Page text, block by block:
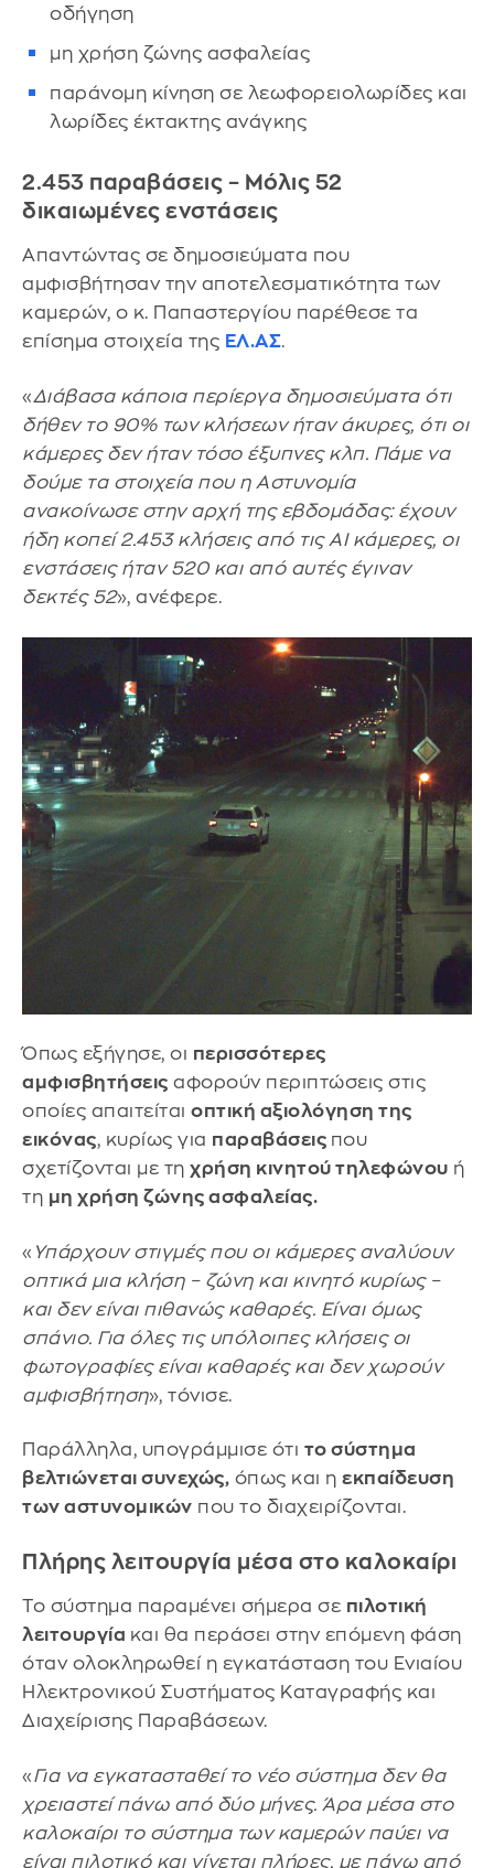
οδήγηση
μη χρήση ζώνης ασφαλείας
παράνομη κίνηση σε λεωφορειολωρίδες και
λωρίδες έκτακτης ανάγκης
2.453 παραβάσεις – Μόλις 52
δικαιωμένες ενστάσεις
Απαντώντας σε δημοσιεύματα που
αμφισβήτησαν την αποτελεσματικότητα των
καμερών, ο κ. Παπαστεργίου παρέθεσε τα
επίσημα στοιχεία της ΕΛ.ΑΣ.
«Διάβασα κάποια περίεργα δημοσιεύματα ότι
δήθεν το 90% των κλήσεων ήταν άκυρες, ότι οι
κάμερες δεν ήταν τόσο έξυπνες κλπ. Πάμε να
δούμε τα στοιχεία που η Αστυνομία
ανακοίνωσε στην αρχή της εβδομάδας: έχουν
ήδη κοπεί 2.453 κλήσεις από τις AI κάμερες, οι
ενστάσεις ήταν 520 και από αυτές έγιναν
δεκτές 52», ανέφερε.
Όπως εξήγησε, οι περισσότερες
αμφισβητήσεις αφορούν περιπτώσεις στις
οποίες απαιτείται οπτική αξιολόγηση της
εικόνας, κυρίως για παραβάσεις που
σχετίζονται με τη χρήση κινητού τηλεφώνου ή
τη μη χρήση ζώνης ασφαλείας.
« Υπάρχουν στιγμές που οι κάμερες αναλύουν
οπτικά μια κλήση – ζώνη και κινητό κυρίως –
και δεν είναι πιθανώς καθαρές. Είναι όμως
σπάνιο. Για όλες τις υπόλοιπες κλήσεις οι
φωτογραφίες είναι καθαρές και δεν χωρούν
αμφισβήτηση», τόνισε.
Παράλληλα, υπογράμμισε ότι το σύστημα
βελτιώνεται συνεχώς, όπως και η εκπαίδευση
των αστυνομικών που το διαχειρίζονται.
Πλήρης λειτουργία μέσα στο καλοκαίρι
Το σύστημα παραμένει σήμερα σε πιλοτική
λειτουργία και θα περάσει στην επόμενη φάση
όταν ολοκληρωθεί η εγκατάσταση του Ενιαίου
Ηλεκτρονικού Συστήματος Καταγραφής και
Διαχείρισης Παραβάσεων.
«Για να εγκατασταθεί το νέο σύστημα δεν θα
χρειαστεί πάνω από δύο μήνες. Άρα μέσα στο
καλοκαίρι το σύστημα των καμερών παύει να
είναι πιλοτικό και γίνεται πλήρες, με πάνω από